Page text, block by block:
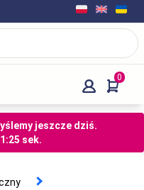
0
jeszcze dziś.
:24 sek.